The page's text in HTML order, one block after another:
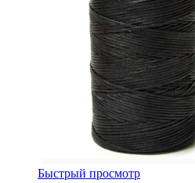
Быстрый просмотр